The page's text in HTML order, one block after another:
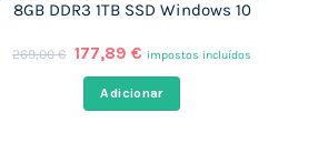
8GB DDR3 1TB SSD Windows 10
269,00€ O
original
era:
177,89€ O
atual
é:
impostos incluídos
Adicionar